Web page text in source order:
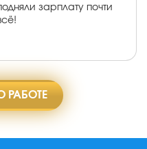
зарплату почти
РАБОТЕ